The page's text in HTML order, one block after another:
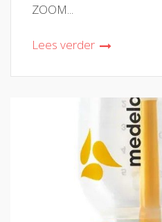
ZOOM...
Lees verder